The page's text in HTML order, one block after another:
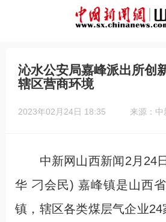
沁水公安局嘉峰派出所创
辖区营商环境
2023年02月24日 18:35 来源：中
中新网山西新闻2月24
华 刁会民) 嘉峰镇是山西
镇，辖区各类煤层气企业